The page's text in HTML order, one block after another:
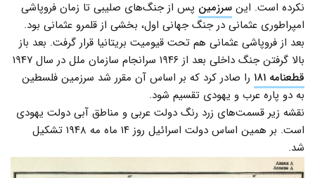
نکرده است. این سرزمین پس از جنگ‌های صلیبی تا زمان فروپاشی
امپراطوری عثمانی در جنگ جهانی اول، بخشی از قلمرو عثمانی بود.
بعد از فروپاشی عثمانی هم تحت قیومیت بریتانیا قرار گرفت. بعد باز
بالا گرفتن جنگ داخلی بعد از ۱۹۴۶ سرانجام سازمان ملل در سال ۱۹۴۷
قطعنامه ۱۸۱
را صادر کرد که بر اساس آن مقرر شد سرزمین فلسطین
به دو پاره عرب و یهودی تقسیم شود.
نقشه زیر قسمت‌های زرد رنگ دولت عربی و مناطق آبی دولت یهودی
است. بر همین اساس دولت اسرائیل روز ۱۴ ماه مه ۱۹۴۸ تشکیل
شد.